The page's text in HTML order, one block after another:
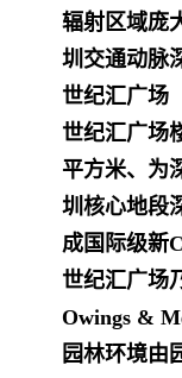
辐射区域庞
圳交通动脉
世纪汇广场
世纪汇广场
平方米、为
圳核心地段
成国际级新
世纪汇广场
Owings &
园林环境由